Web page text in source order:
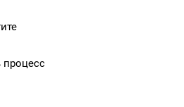
процесс